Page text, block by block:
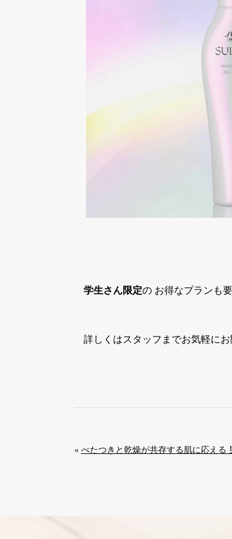
学生さん限定の お得なプランも
詳しくはスタッフまでお気軽にお
« べたつきと乾燥が共存する肌に応える